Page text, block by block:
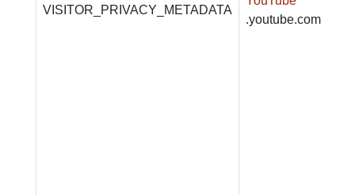
VISITOR_PRIVACY_METADATA
.youtube.com